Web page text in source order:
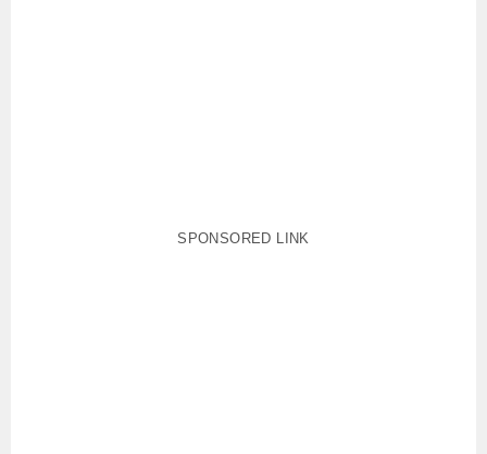
SPONSORED LINK